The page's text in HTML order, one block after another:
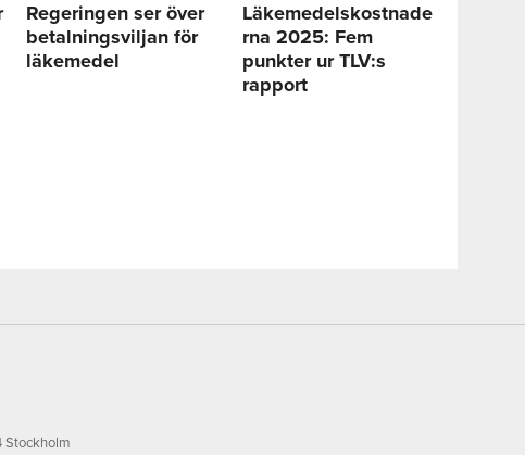
Regeringen ser över
betalningsviljan för
läkemedel
Läkemedelskostnade
rna 2025: Fem
punkter ur TLV:s
rapport
Stockholm